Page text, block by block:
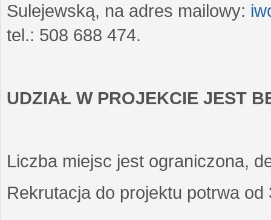
Sulejewską, na adres mailowy:
tel.: 508 688 474.
UDZIAŁ W PROJEKCIE JEST
Liczba miejsc jest ograniczona,
Rekrutacja do projektu potrwa